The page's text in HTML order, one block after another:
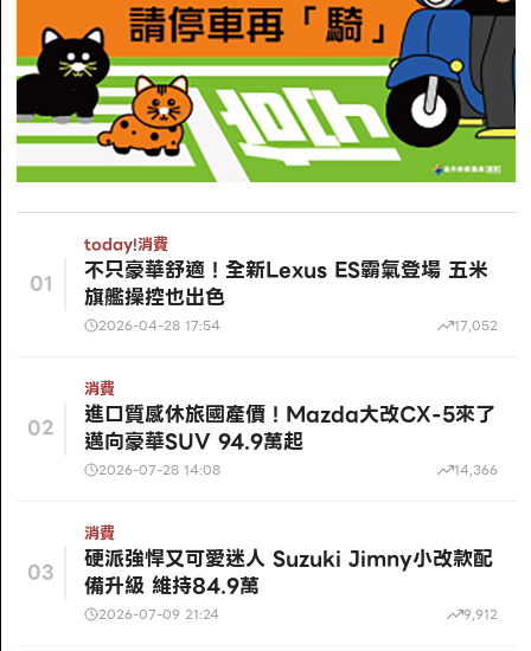
01
today!消費
不只豪華舒適！全新Lexus ES霸氣登場 五米
旗艦操控也出色
2026-04-28 17:54 17,052
02
消費
進口質感休旅國產價！Mazda大改CX-5來了
邁向豪華SUV 94.9萬起
2026-07-28 14:08 14,366
03
消費
硬派強悍又可愛迷人 Suzuki Jimny小改款配
備升級 維持84.9萬
2026-07-09 21:24 9,912